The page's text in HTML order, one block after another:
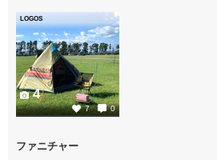
LOGOS
7 0
4
ファニチャー